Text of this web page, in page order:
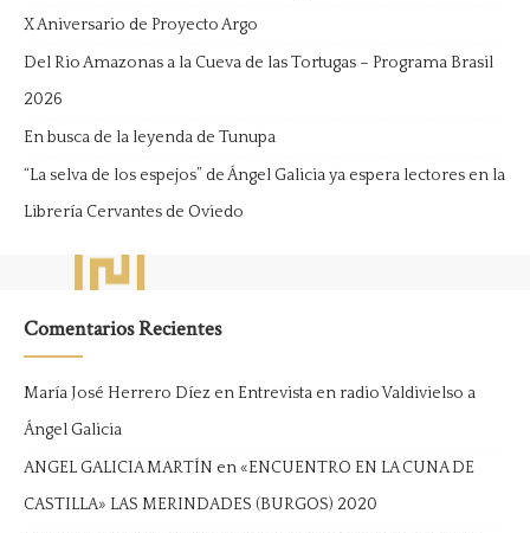
X Aniversario de Proyecto Argo
Del Rio Amazonas a la Cueva de las Tortugas – Programa Brasil
2026
En busca de la leyenda de Tunupa
“La selva de los espejos” de Ángel Galicia ya espera lectores en la
Librería Cervantes de Oviedo
Comentarios Recientes
María José Herrero Díez en Entrevista en radio Valdivielso a
Ángel Galicia
ANGEL GALICIA MARTÍN en«ENCUENTRO EN LA CUNA DE
CASTILLA» LAS MERINDADES (BURGOS) 2020